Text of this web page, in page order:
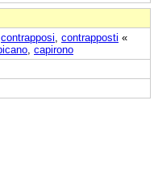
contrapposi contrapposti «
capirono